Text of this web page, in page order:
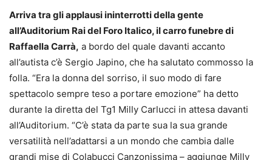
Arriva tra gli applausi ininterrotti della gente
all’Auditorium Rai del Foro Italico, il carro funebre di
Raffaella Carrà, a bordo del quale davanti accanto
all’autista c’è Sergio Japino, che ha salutato commosso la
folla. “Era la donna del sorriso, il suo modo di fare
spettacolo sempre teso a portare emozione” ha detto
durante la diretta del Tg1 Milly Carlucci in attesa davanti
all’Auditorium. “C’è stata da parte sua la sua grande
versatilità nell’adattarsi a un mondo che cambia dalle
grandi mise di Colabucci Canzonissima – aggiunge Milly